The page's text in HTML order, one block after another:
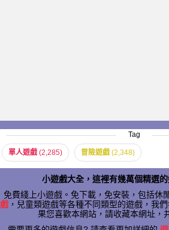
Tag
單人遊戲 (2,285) 冒險遊戲 (2,348)
小遊戲大全，這裡有幾萬個精選的
免費綫上小遊戲。免下載，免安裝，包括休
戲 ，兒童類遊戲等各種不同類型的遊戲，我
果您喜歡本網站，請收藏本網址，